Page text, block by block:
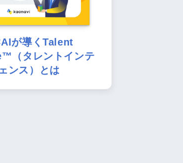
が導くTalent
（タレントインテ
ンス）とは